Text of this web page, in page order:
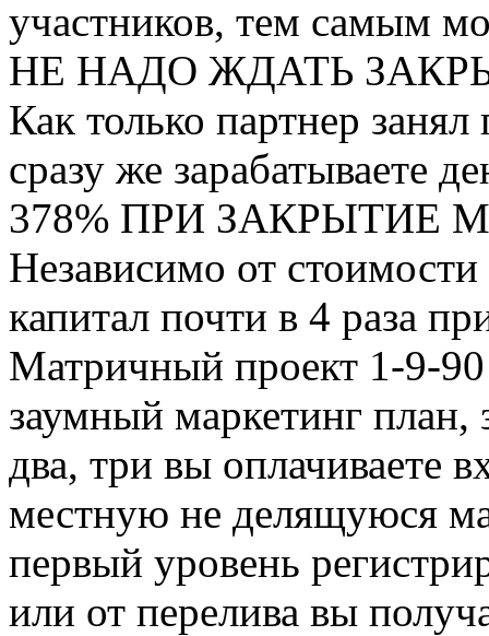
участников, тем самым
НЕ НАДО ЖДАТЬ
Как только партнер
сразу же зарабатываете
378% ПРИ ЗАКРЫТИЕ
Независимо от
капитал почти в 4 раза
Матричный проект 1-9-
заумный маркетинг план,
два, три вы оплачиваете
местную не делящуюся
первый уровень
или от перелива вы